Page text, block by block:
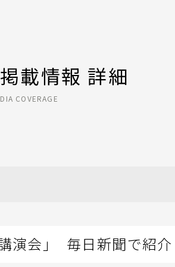
載情報 詳細
COVERAGE
演会」 毎日新聞で紹介